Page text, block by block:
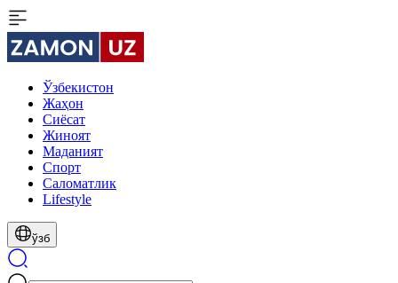
Ўзбекистон
Жаҳон
Сиёсат
Жиноят
Маданият
Спорт
Cаломатлик
Lifestyle
ўзб